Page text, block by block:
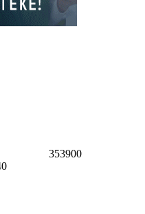
353900